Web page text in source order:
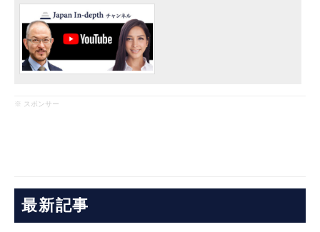
※ スポンサー
最新記事